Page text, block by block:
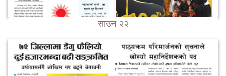
साउन २२